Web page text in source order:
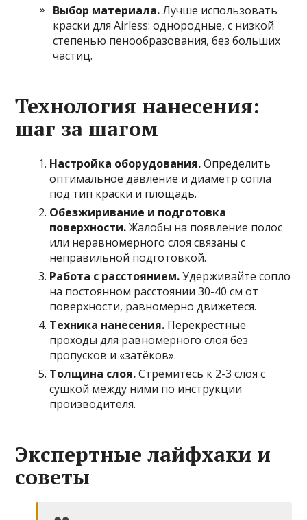
Выбор материала.Лучше использовать
краски для Airless: однородные, с низкой
степенью пенообразования, без больших
частиц.
Технология нанесения:
шаг за шагом
Настройка оборудования.Определить
оптимальное давление и диаметр сопла
под тип краски и площадь.
Обезжиривание и подготовка
поверхности.Жалобы на появление полос
или неравномерного слоя связаны с
неправильной подготовкой.
Работа с расстоянием.Удерживайте сопло
на постоянном расстоянии 30-40 см от
поверхности, равномерно движетеся.
Техника нанесения. Перекрестные
проходы для равномерного слоя без
пропусков и «затёков».
Толщина слоя.Стремитесь к 2-3 слоя с
сушкой между ними по инструкции
производителя.
Экспертные лайфхаки и
советы